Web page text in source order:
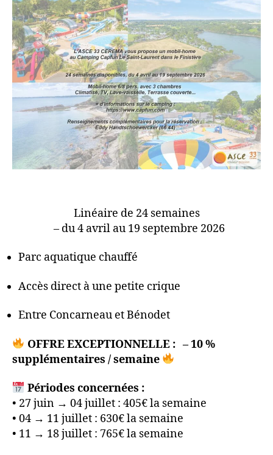
Linéaire de 24 semaines
– du 4 avril au 19 septembre 2026
Parc aquatique chauffé
Accès direct à une petite crique
Entre Concarneau et Bénodet
OFFRE EXCEPTIONNELLE : – 10 %
supplémentaires / semaine
Périodes concernées :
• 27 juin → 04 juillet : 405€ la semaine
• 04 → 11 juillet : 630€ la semaine
• 11 → 18 juillet : 765€ la semaine